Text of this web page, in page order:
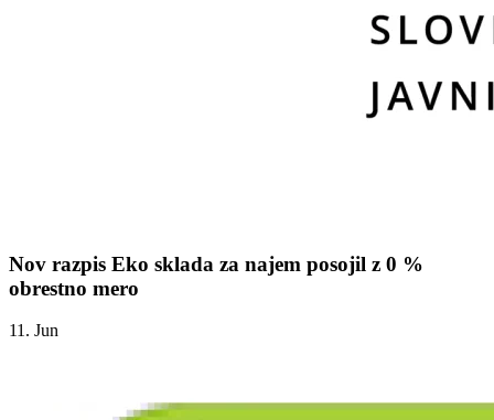
Nov razpis Eko sklada za najem posojil z 0 %
obrestno mero
11. Jun